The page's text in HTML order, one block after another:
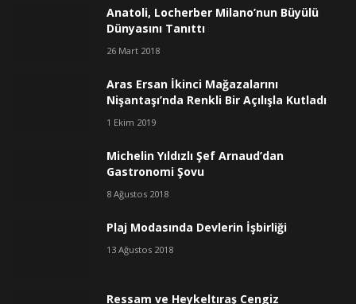
Anatoli, Locherber Milano’nun Büyülü
Dünyasını Tanıttı
26 Mart 2018
Aras Ersan İkinci Mağazalarını
Nişantaşı’nda Renkli Bir Açılışla Kutladı
1 Ekim 2019
Michelin Yıldızlı Şef Arnaud’dan
Gastronomi Şovu
8 Ağustos 2018
Plaj Modasında Devlerin İşbirliği
13 Ağustos 2018
Ressam ve Heykeltıraş Cengiz